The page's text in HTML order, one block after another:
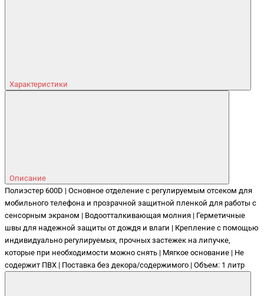
Характеристики
Описание
Полиэстер 600D | Основное отделение с регулируемым отсеком для
мобильного телефона и прозрачной защитной пленкой для работы с
сенсорным экраном | Водоотталкивающая молния | Герметичные
швы для надежной защиты от дождя и влаги | Крепление с помощью
индивидуально регулируемых, прочных застежек на липучке,
которые при необходимости можно снять | Мягкое основание | Не
содержит ПВХ | Поставка без декора/содержимого | Объем: 1 литр